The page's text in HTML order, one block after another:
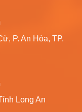
P. An Hòa, TP.
Long An